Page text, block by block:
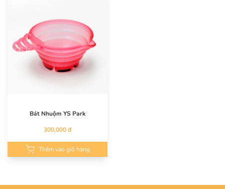
Bát Nhuộm YS Park
300,000 đ
Thêm vào giỏ hàng